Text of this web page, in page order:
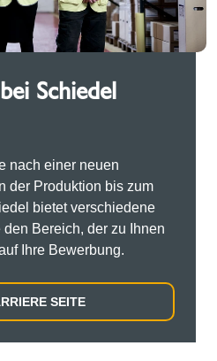
Schiedel
nach einer neuen
der Produktion bis zum
bietet verschiedene
Bereich, der zu Ihnen
Ihre Bewerbung.
SEITE